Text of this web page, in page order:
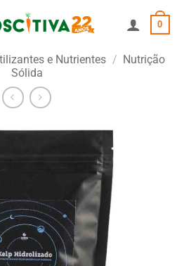
0
e Nutrientes / Nutrição
Sólida